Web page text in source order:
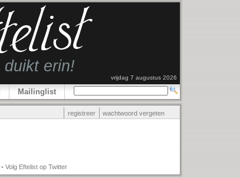
vrijdag 7 augustus 2026
Mailinglist
registreer wachtwoord vergeten
• Volg Eftelist op Twitter